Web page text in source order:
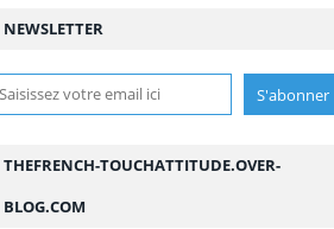
NEWSLETTER
THEFRENCH-TOUCHATTITUDE.OVER-
BLOG.COM